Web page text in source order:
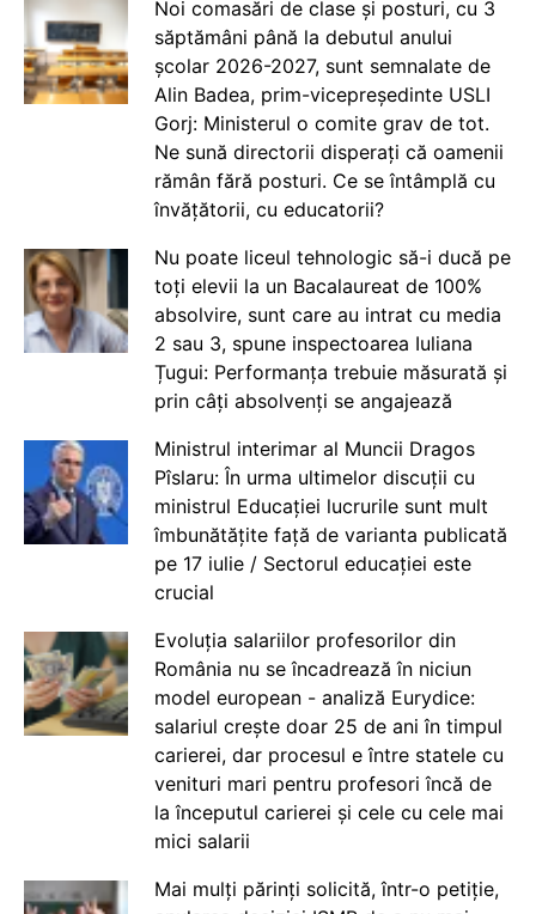
Noi comasări de clase și posturi, cu 3
săptămâni până la debutul anului
școlar 2026-2027, sunt semnalate de
Alin Badea, prim-vicepreședinte USLI
Gorj: Ministerul o comite grav de tot.
Ne sună directorii disperați că oamenii
rămân fără posturi. Ce se întâmplă cu
învățătorii, cu educatorii?
Nu poate liceul tehnologic să-i ducă pe
toți elevii la un Bacalaureat de 100%
absolvire, sunt care au intrat cu media
2 sau 3, spune inspectoarea Iuliana
Țugui: Performanța trebuie măsurată și
prin câți absolvenți se angajează
Ministrul interimar al Muncii Dragos
Pîslaru: În urma ultimelor discuții cu
ministrul Educației lucrurile sunt mult
îmbunătățite față de varianta publicată
pe 17 iulie / Sectorul educației este
crucial
Evoluția salariilor profesorilor din
România nu se încadrează în niciun
model european - analiză Eurydice:
salariul crește doar 25 de ani în timpul
carierei, dar procesul e între statele cu
venituri mari pentru profesori încă de
la începutul carierei și cele cu cele mai
mici salarii
Mai mulți părinți solicită, într-o petiție,